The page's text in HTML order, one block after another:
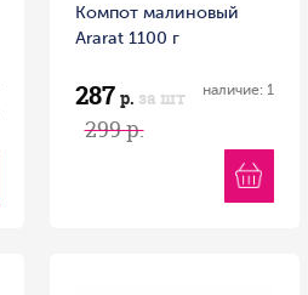
Компот малиновый
Ararat 1100 г
287 р. за шт
299 р.
наличие: 1